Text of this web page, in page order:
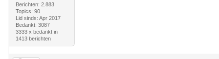
Berichten: 2.883
Topics: 90
Lid sinds: Apr 2017
Bedankt: 3087
3333 x bedankt in
1413 berichten